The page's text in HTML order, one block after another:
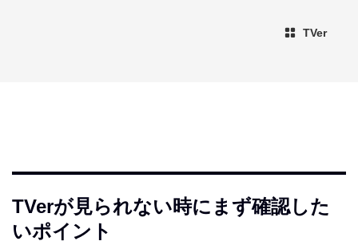
TVer
TVerが見られない時にまず確認した
いポイント